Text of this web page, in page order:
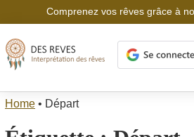
Comprenez vos rêves grâce à
Home • Départ